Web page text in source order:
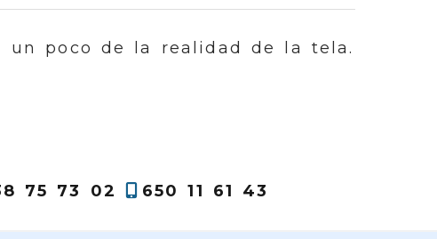
un poco de la realidad de la tela.
75 73 02 650 11 61 43